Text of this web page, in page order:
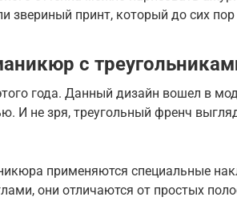
звериный принт, который до сих пор
с
года. Данный дизайн вошел в
И не зря, треугольный френч
применяются специальные
они отличаются от простых